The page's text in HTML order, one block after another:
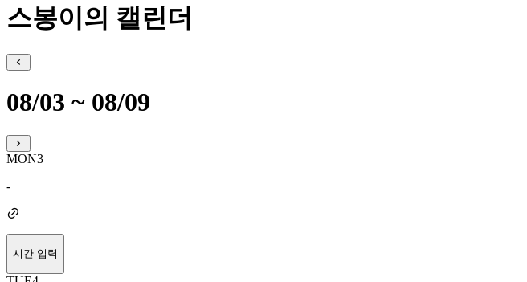
스봉이의 캘린더
08/03 ~ 08/09
MON3
-
시간 입력